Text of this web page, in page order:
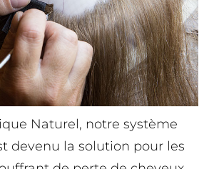
Naturel, notre système
devenu la solution pour les